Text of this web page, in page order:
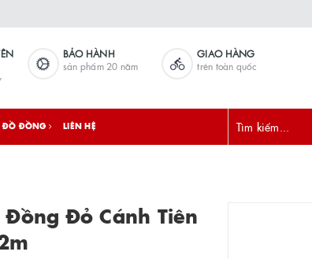
BẢO HÀNH
sản phẩm 20 năm
GIAO HÀNG
trên toàn quốc
ĐỒ ĐỒNG LIÊN HỆ
Đồng Đỏ Cánh Tiên